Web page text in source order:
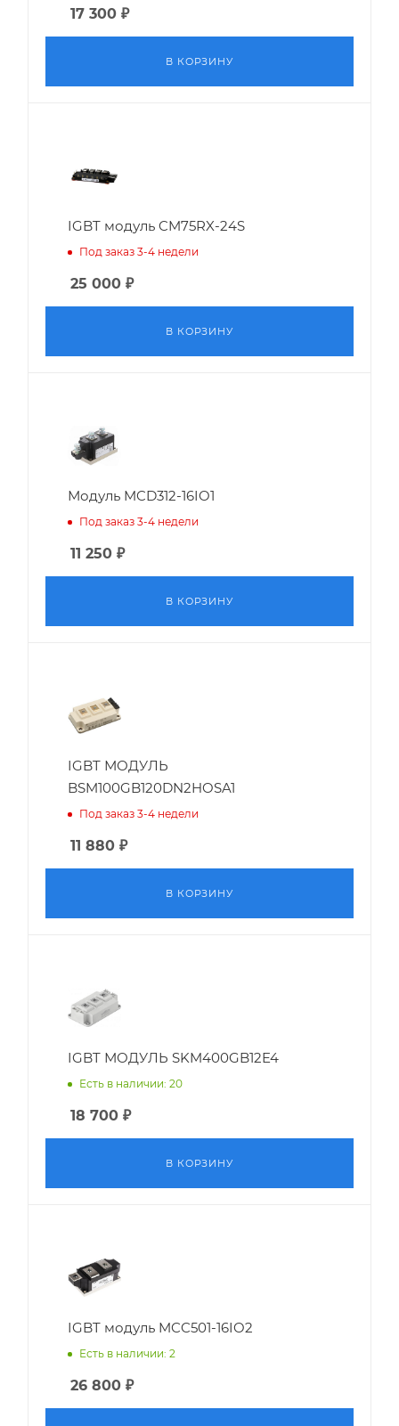
17 300 ₽
В КОРЗИНУ
IGBT модуль CM75RX-24S
Под заказ 3-4 недели
25 000 ₽
В КОРЗИНУ
Модуль MCD312-16IO1
Под заказ 3-4 недели
11 250 ₽
В КОРЗИНУ
IGBT МОДУЛЬ
BSM100GB120DN2HOSA1
Под заказ 3-4 недели
11 880 ₽
В КОРЗИНУ
IGBT МОДУЛЬ SKM400GB12E4
Есть в наличии: 20
18 700 ₽
В КОРЗИНУ
IGBT модуль MCC501-16IO2
Есть в наличии: 2
26 800 ₽